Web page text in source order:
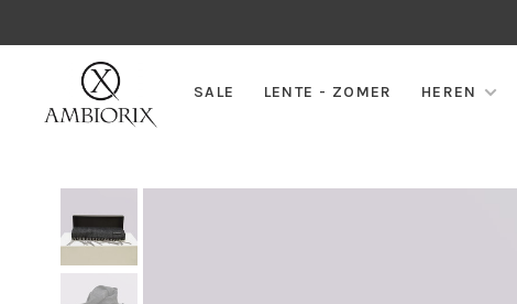
SALE LENTE - ZOMER HEREN